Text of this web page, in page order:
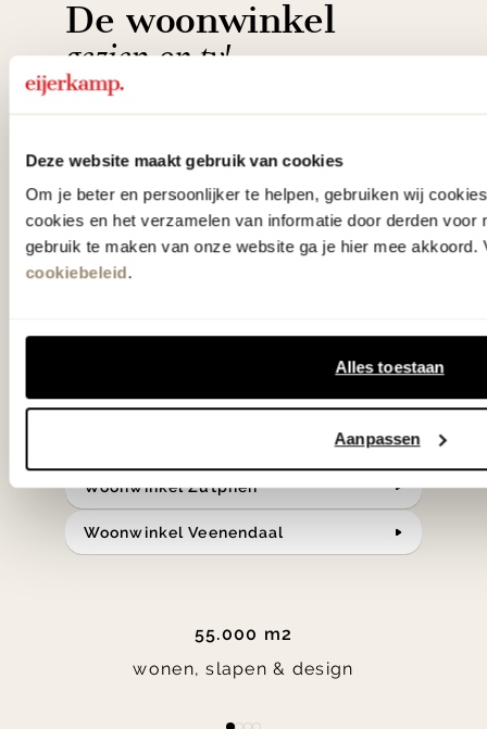
Deze website maakt gebruik van cookies
Om je beter en persoonlijker te helpen, gebruiken wij
cookies en het verzamelen van informatie door derden voor
gebruik te maken van onze website ga je hier mee akkoord.
cookiebeleid.
Alles toestaan
Aanpassen
De woonwinkel
gezien op tv!
'Weer verliefd op je huis' niet? We
hebben met liefde de mooiste woon-,
slaap- en designcollecties
samengesteld met de mooiste
Bekijk onze openingstijden en
Woonwinkel Zutphen
Woonwinkel Veenendaal
55.000 m2
wonen, slapen & design